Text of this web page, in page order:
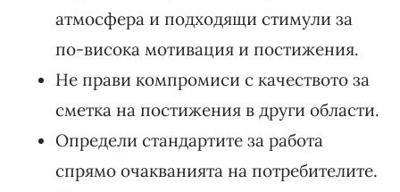
атмосфера и подходящи стимули за
по-висока мотивация и постижения.
Не прави компромиси с качеството за
сметка на постижения в други области.
Определи стандартите за работа
спрямо очакванията на потребителите.